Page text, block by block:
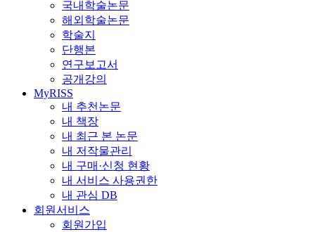
국내학술논문
해외학술논문
학술지
단행본
연구보고서
공개강의
MyRISS
내 추천논문
내 책장
내 최근 본 논문
내 저작물관리
내 구매·신청 현황
내 서비스 사용권한
내 관심 DB
회원서비스
회원가입